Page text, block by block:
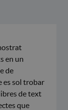
en un
de
es sol trobar
de text
que